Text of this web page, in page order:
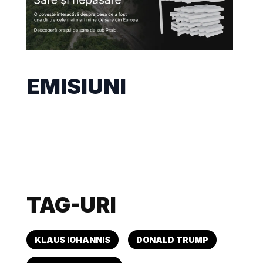
EMISIUNI
TAG-URI
KLAUS IOHANNIS DONALD TRUMP